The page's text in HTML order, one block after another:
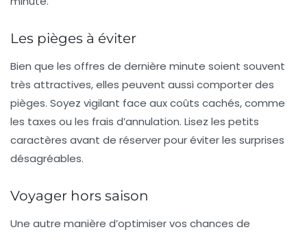
Les pièges à éviter
Bien que les offres de dernière minute soient souvent
très attractives, elles peuvent aussi comporter des
pièges. Soyez vigilant face aux coûts cachés, comme
les taxes ou les frais d’annulation. Lisez les petits
caractères avant de réserver pour éviter les surprises
désagréables.
Voyager hors saison
Une autre manière d’optimiser vos chances de